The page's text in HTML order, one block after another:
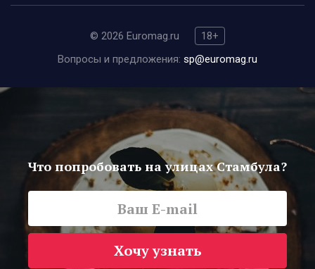
© 2026 Euromag.ru
18+
Вопросы и предложения: sp@euromag.ru
Что попробовать на улицах Стамбула?
Хочу узнать